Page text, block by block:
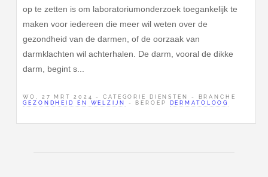
op te zetten is om laboratoriumonderzoek toegankelijk te
maken voor iedereen die meer wil weten over de
gezondheid van de darmen, of de oorzaak van
darmklachten wil achterhalen. De darm, vooral de dikke
darm, begint s...
WO, 27 MRT 2024 - CATEGORIE DIENSTEN - BRANCHE
GEZONDHEID EN WELZIJN
- BEROEP DERMATOLOOG